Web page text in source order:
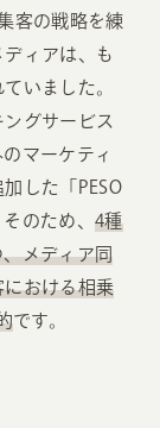
客の戦略を練
ィアは、も
いました。
グサービス
マーケティ
した「PESO
のため、 4種
メディア同
おける相乗
です。